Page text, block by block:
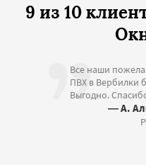
9 из 10
Все наши
ПВХ в Вербилки
Выгодно.
— А.